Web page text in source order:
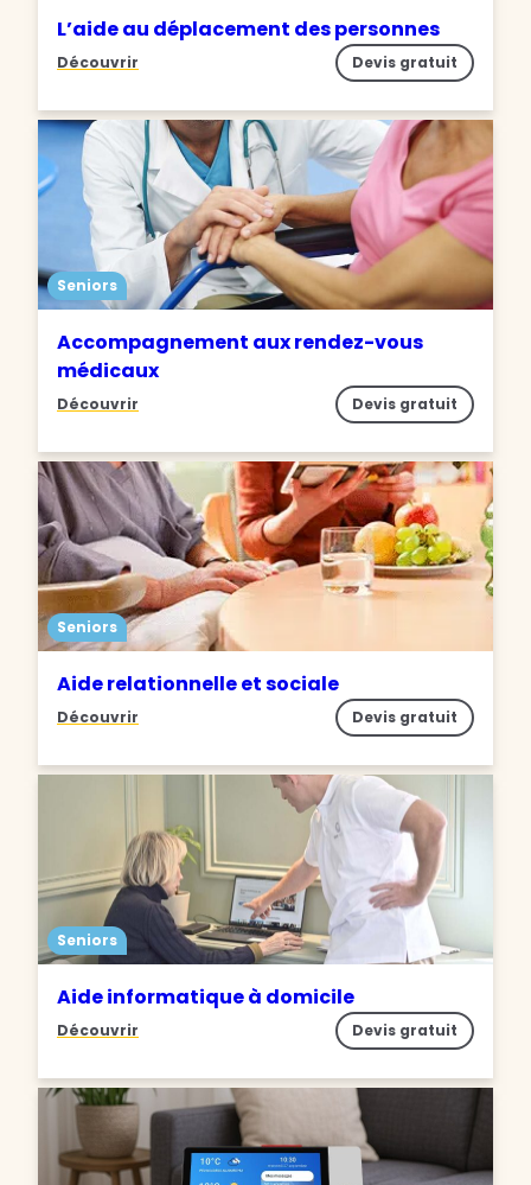
L’aide au déplacement des personnes
Découvrir Devis gratuit
Seniors
Accompagnement aux rendez-vous
médicaux
Découvrir Devis gratuit
Seniors
Aide relationnelle et sociale
Découvrir Devis gratuit
Seniors
Aide informatique à domicile
Découvrir Devis gratuit